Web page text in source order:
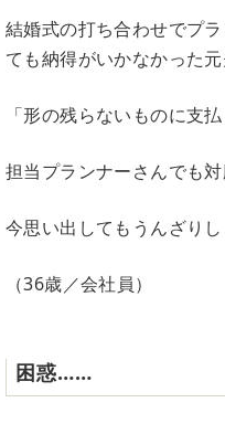
結婚式の打ち合わせでプ
ても納得がいかなかった元
「形の残らないものに支
担当プランナーさんでも
今思い出してもうんざりし
（36歳／会社員）
困惑……